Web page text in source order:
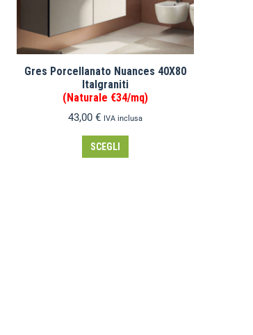
Gres Porcellanato Nuances 40X80
Italgraniti
(Naturale €34/mq)
43,00 € IVA inclusa
SCEGLI